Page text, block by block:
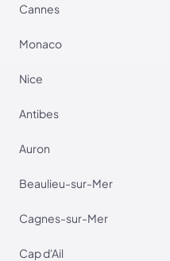
Cannes
Monaco
Nice
Antibes
Auron
Beaulieu-sur-Mer
Cagnes-sur-Mer
Cap d'Ail